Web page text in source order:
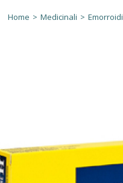
Home > Medicinali > Emorroidi